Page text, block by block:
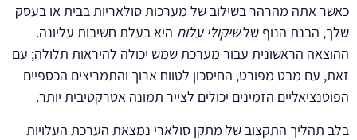
כאשר אתה מהרהר בשילוב של מערכות סולאריות בבית או בעסק
שלך, הבנת הנוף שלשיקולי עלות היא בעלת חשיבות עליונה.
ההוצאה הראשונית עבור מערכת שמש יכולה להיראות תלולה; עם
זאת, עם מבט מפורט, החיסכון לטווח ארוך והתמריצים הכספיים
הפוטנציאליים הזמינים יכולים לצייר תמונה אטרקטיבית יותר.
בלב תהליך התקצוב של מתקן סולארי נמצאת הערכת העלויות